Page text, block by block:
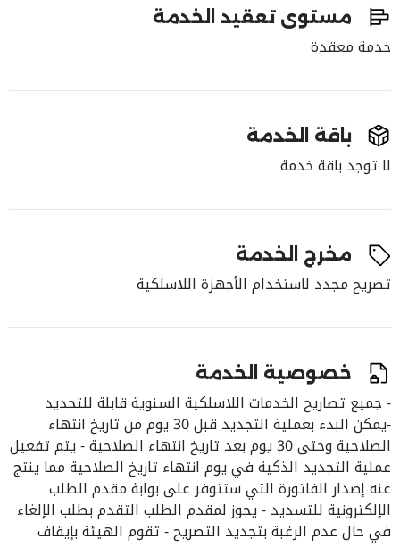
مستوى تعقيد الخدمة
خدمة معقدة
باقة الخدمة
لا توجد باقة خدمة
مخرج الخدمة
تصريح مجدد لاستخدام الأجهزة اللاسلكية
خصوصية الخدمة
- جميع تصاريح الخدمات اللاسلكية السنوية قابلة للتجديد
-يمكن البدء بعملية التجديد قبل 30 يوم من تاريخ انتهاء
الصلاحية وحتى 30 يوم بعد تاريخ انتهاء الصلاحية - يتم تفعيل
عملية التجديد الذكية في يوم انتهاء تاريخ الصلاحية مما ينتج
عنه إصدار الفاتورة التي ستتوفر على بوابة مقدم الطلب
الإلكترونية للتسديد - يجوز لمقدم الطلب التقدم بطلب الإلغاء
في حال عدم الرغبة بتجديد التصريح - تقوم الهيئة بإيقاف